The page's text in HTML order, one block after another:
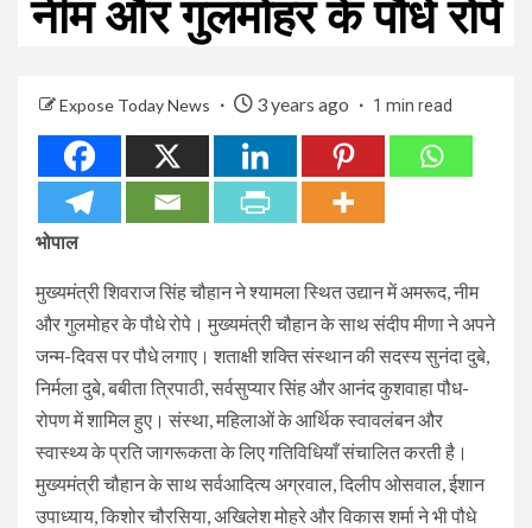
नीम और गुलमोहर के पौधे रोपे
Expose Today News 3 years ago 1 min read
भोपाल
मुख्यमंत्री शिवराज सिंह चौहान ने श्यामला स्थित उद्यान में अमरूद, नीम
और गुलमोहर के पौधे रोपे। मुख्यमंत्री चौहान के साथ संदीप मीणा ने अपने
जन्म-दिवस पर पौधे लगाए। शताक्षी शक्ति संस्थान की सदस्य सुनंदा दुबे,
निर्मला दुबे, बबीता त्रिपाठी, सर्वसुप्यार सिंह और आनंद कुशवाहा पौध-
रोपण में शामिल हुए। संस्था, महिलाओं के आर्थिक स्वावलंबन और
स्वास्थ्य के प्रति जागरूकता के लिए गतिविधियाँ संचालित करती है।
मुख्यमंत्री चौहान के साथ सर्वआदित्य अग्रवाल, दिलीप ओसवाल, ईशान
उपाध्याय, किशोर चौरसिया, अखिलेश मोहरे और विकास शर्मा ने भी पौधे